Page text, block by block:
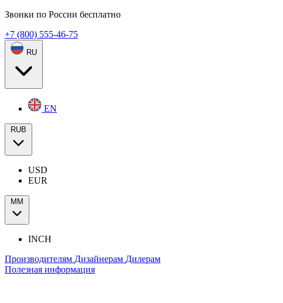
Звонки по России бесплатно
+7 (800) 555-46-75
RU
EN
RUB
USD
EUR
ММ
INCH
Производителям Дизайнерам Дилерам
Полезная информация